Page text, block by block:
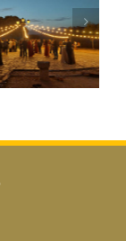
bodas en
Collado
Villalba